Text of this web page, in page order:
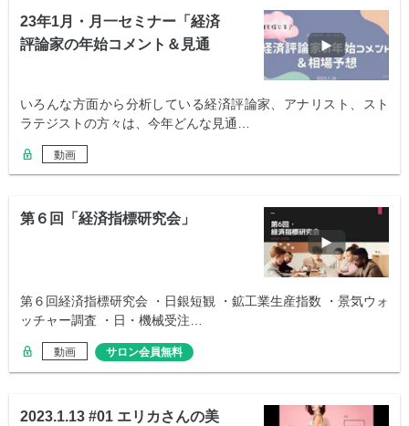
23年1月・月一セミナー「経済
評論家の年始コメント＆見通
いろんな方面から分析している経済評論家、アナリスト、スト
ラテジストの方々は、今年どんな見通…
動画
第６回「経済指標研究会」
第６回経済指標研究会 ・日銀短観 ・鉱工業生産指数 ・景気ウォ
ッチャー調査 ・日・機械受注…
動画 サロン会員無料
2023.1.13 #01 エリカさんの美